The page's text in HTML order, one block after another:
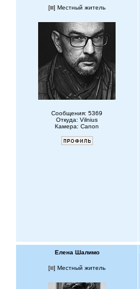
[ ] Местный житель
Сообщения: 5369
Откуда: Vilnius
Камера: Canon
Елена Шалимо
[ ] Местный житель